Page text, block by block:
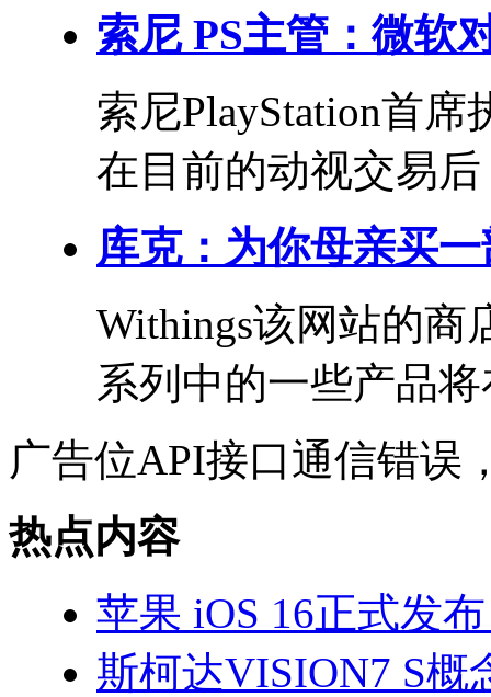
索尼 PS主管：微软
索尼PlayStation首席
在目前的动视交易
库克：为你母亲买
Withings该网站的商
系列中的一些产品
广告位API接口通信错误
热点内容
苹果 iOS 16正式发
斯柯达VISION7 S概